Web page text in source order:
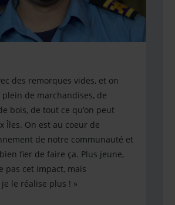
des remorques vides, et on
plein de marchandises, de
bois, de tout ce qu’on peut
Îles. On est au coeur de
de notre communauté et
fier de faire ça. Plus jeune,
pas cet impact, mais
je le réalise plus ! »